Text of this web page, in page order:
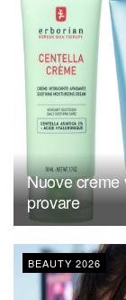
Nuove creme
provare
BEAUTY 2026